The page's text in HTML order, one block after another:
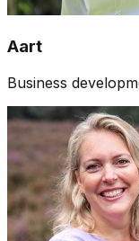
Aart
Business